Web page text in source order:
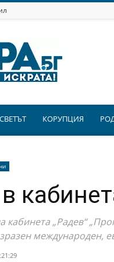
СВЕТЪТ КОРУПЦИЯ
кабинета „Радев“
международен,